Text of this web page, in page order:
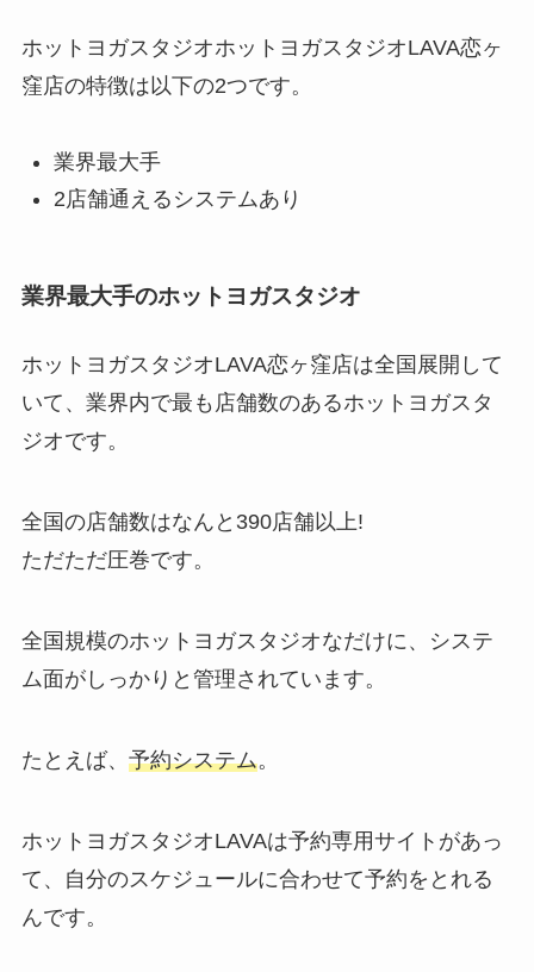
ホットヨガスタジオホットヨガスタジオLAVA恋ヶ
窪店の特徴は以下の2つです。
業界最大手
2店舗通えるシステムあり
業界最大手のホットヨガスタジオ
ホットヨガスタジオLAVA恋ヶ窪店は全国展開して
いて、業界内で最も店舗数のあるホットヨガスタ
ジオです。
全国の店舗数はなんと 390店舗以上!
ただただ圧巻です。
全国規模のホットヨガスタジオなだけに、システ
ム面がしっかりと管理されています。
たとえば、 予約システム。
ホットヨガスタジオLAVAは予約専用サイトがあっ
て、自分のスケジュールに合わせて予約をとれる
んです。